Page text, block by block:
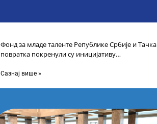
Фонд за младе таленте Републике Србије и Тачка
повратка покренули су иницијативу
представници привреде,
Сазнај више »